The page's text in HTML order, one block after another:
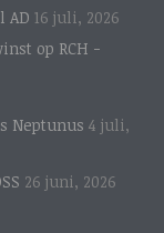
AD 16 juli, 2026
op RCH -
Neptunus 4 juli,
26 juni, 2026